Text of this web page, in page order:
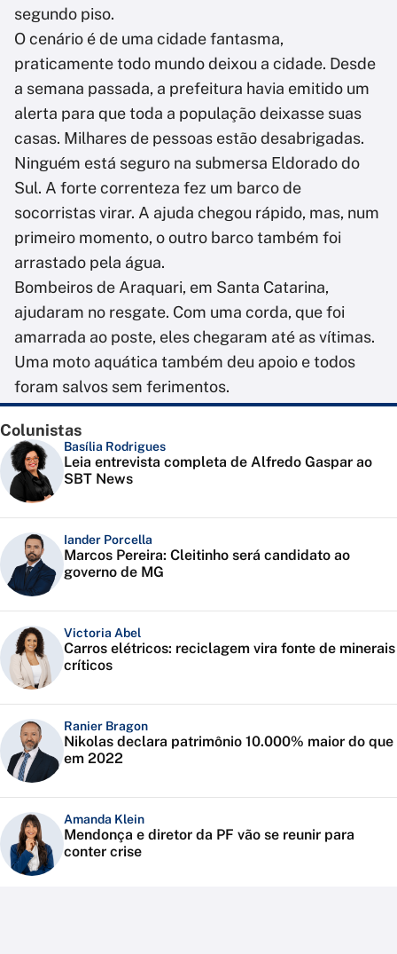
segundo piso.
O cenário é de uma cidade fantasma,
praticamente todo mundo deixou a cidade. Desde
a semana passada, a prefeitura havia emitido um
alerta para que toda a população deixasse suas
casas. Milhares de pessoas estão desabrigadas.
Ninguém está seguro na submersa Eldorado do
Sul. A forte correnteza fez um barco de
socorristas virar. A ajuda chegou rápido, mas, num
primeiro momento, o outro barco também foi
arrastado pela água.
Bombeiros de Araquari, em Santa Catarina,
ajudaram no resgate. Com uma corda, que foi
amarrada ao poste, eles chegaram até as vítimas.
Uma moto aquática também deu apoio e todos
foram salvos sem ferimentos.
Colunistas
Basília Rodrigues
Leia entrevista completa de Alfredo Gaspar ao
SBT News
Iander Porcella
Marcos Pereira: Cleitinho será candidato ao
governo de MG
Victoria Abel
Carros elétricos: reciclagem vira fonte de minerais
críticos
Ranier Bragon
Nikolas declara patrimônio 10.000% maior do que
em 2022
Amanda Klein
Mendonça e diretor da PF vão se reunir para
conter crise